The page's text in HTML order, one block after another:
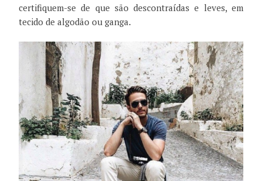
certifiquem-se de que são descontraídas e leves, em
tecido de algodão ou ganga.